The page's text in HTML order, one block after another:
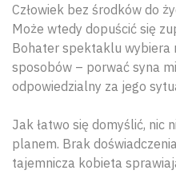
Człowiek bez środków do
Może wtedy dopuścić się
Bohater spektaklu wybiera
sposobów – porwać syna
odpowiedzialny za jego
Jak łatwo się domyślić, nic
planem. Brak
tajemnicza kobieta